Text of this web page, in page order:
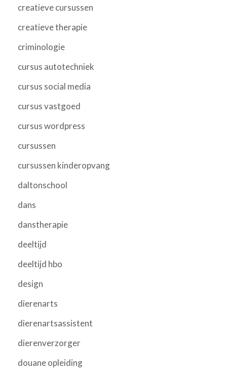
creatieve cursussen
creatieve therapie
criminologie
cursus autotechniek
cursus social media
cursus vastgoed
cursus wordpress
cursussen
cursussen kinderopvang
daltonschool
dans
danstherapie
deeltijd
deeltijd hbo
design
dierenarts
dierenartsassistent
dierenverzorger
douane opleiding